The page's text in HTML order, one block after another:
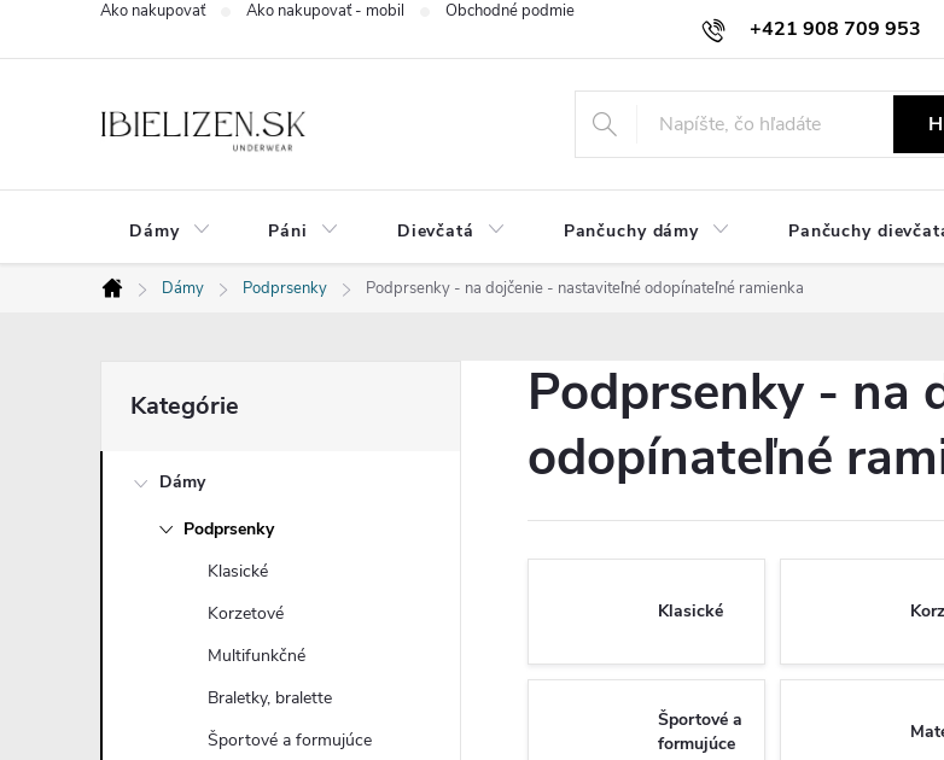
+421 908 709 953
Ako nakupovať Ako nakupovať - mobil Obchodné podmienky
Dámy Páni Dievčatá Pančuchy dámy Pančuchy
Domov
Dámy Podprsenky Podprsenky - na dojčenie - nastaviteľné odopínateľné ramienka
o
kategórie
Kategórie
Dámy
Podprsenky
Klasické
Korzetové
Multifunkčné
Braletky, bralette
Športové a formujúce
Podprsenky - na
odopínateľné
Klasické
Športové a
formujúce